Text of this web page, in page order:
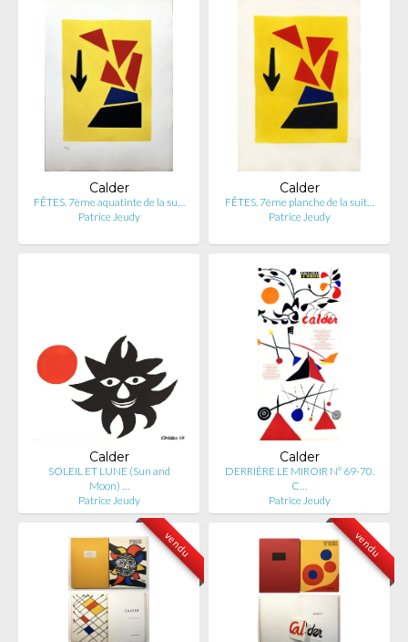
Calder
FÊTES. 7ème aquatinte de la su…
Patrice Jeudy
Calder
FÊTES. 7ème planche de la suit…
Patrice Jeudy
Calder
SOLEIL ET LUNE (Sun and
Moon) …
Patrice Jeudy
Calder
DERRIÈRE LE MIROIR N° 69-70.
C…
Patrice Jeudy
vendu vendu